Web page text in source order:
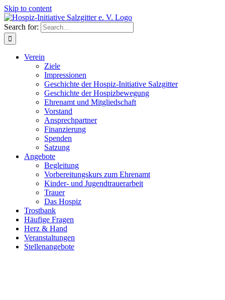
Skip to content
Search for:
Verein
Ziele
Impressionen
Geschichte der Hospiz-Initiative Salzgitter
Geschichte der Hospizbewegung
Ehrenamt und Mitgliedschaft
Vorstand
Ansprechpartner
Finanzierung
Spenden
Satzung
Angebote
Begleitung
Vorbereitungskurs zum Ehrenamt
Kinder- und Jugendtrauerarbeit
Trauer
Das Hospiz
Trostbank
Häufige Fragen
Herz & Hand
Veranstaltungen
Stellenangebote